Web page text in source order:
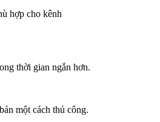
hợp cho kênh
thời gian ngắn hơn.
một cách thủ công.